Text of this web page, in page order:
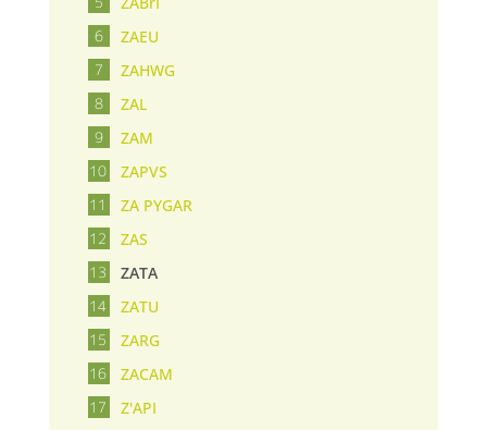
ZAEU
ZAHWG
ZAL
ZAM
ZAPVS
ZA PYGAR
ZAS
ZATA
ZATU
ZARG
ZACAM
Z'API